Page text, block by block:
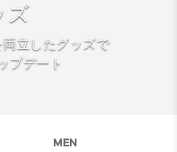
ズ
立したグッズで
プデート
MEN